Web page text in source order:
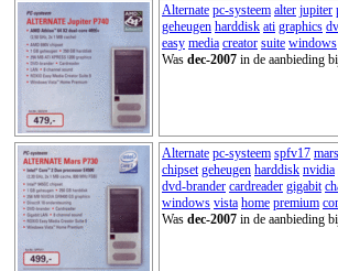
Alternate pc-systeem alter jupiter
geheugen harddisk ati graphics
easy media creator suite windows
Was dec-2007 in de aanbieding
Alternate pc-systeem spfv17 mars
chipset geheugen harddisk nvidia
dvd-brander cardreader gigabit
windows vista home premium
Was dec-2007 in de aanbieding